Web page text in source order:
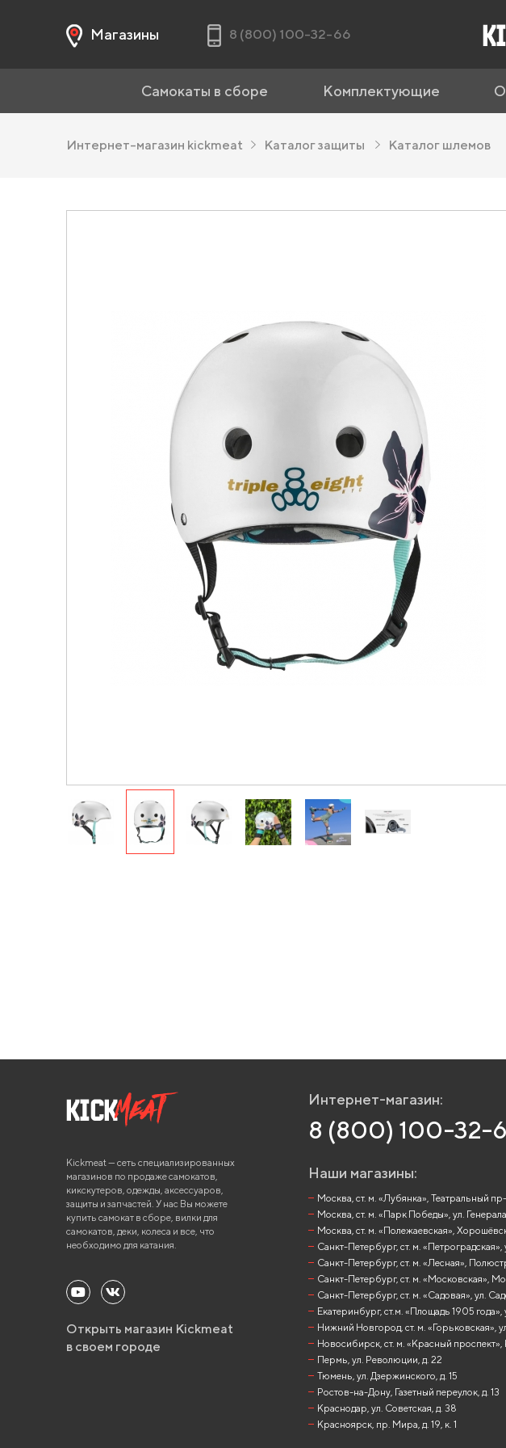
Магазины 8 (800) 100-32-66
Самокаты в сборе Комплектующие
Интернет-магазин kickmeat Каталог защиты Каталог шлемов
Kickmeat — сеть специализированных
магазинов по продаже самокатов,
кикскутеров, одежды, аксессуаров,
защиты и запчастей. У нас Вы можете
купить самокат в сборе, вилки для
самокатов, деки, колеса и все, что
необходимо для катания.
Открыть магазин Kickmeat
в своем городе
Интернет-магазин:
8 (800) 100-32-
Наши магазины:
Москва, ст. м. «Лубянка», Театральный
Москва, ст. м. «Парк Победы», ул.
Москва, ст. м. «Полежаевская»,
Санкт-Петербург, ст. м. «Петроградская»,
Санкт-Петербург, ст. м. «Лесная»,
Санкт-Петербург, ст. м. «Московская»,
Санкт-Петербург, ст. м. «Садовая», ул.
Екатеринбург, ст.м. «Площадь 1905
Нижний Новгород, ст. м. «Горьковская»,
Новосибирск, ст. м. «Красный проспект»,
Пермь, ул. Революции, д. 22
Тюмень, ул. Дзержинского, д. 15
Ростов-на-Дону, Газетный переулок, д. 13
Краснодар, ул. Советская, д. 38
Красноярск, пр. Мира, д. 19, к. 1